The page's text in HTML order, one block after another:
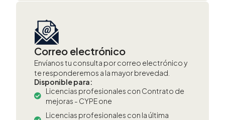
Correo electrónico
Envíanos tu consulta por correo electrónico y
te responderemos a la mayor brevedad.
Disponible para:
Licencias profesionales con Contrato de
mejoras - CYPE one
Licencias profesionales con la última